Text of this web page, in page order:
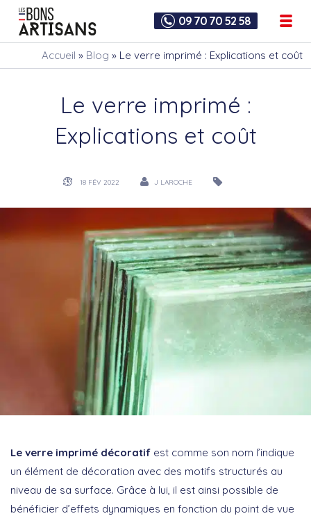
09 70 70 52 58
Accueil » Blog » Le verre imprimé : Explications et coût
Le verre imprimé :
Explications et coût
18 FÉV 2022 J LAROCHE
Le verre imprimé décoratif est comme son nom l’indique
un élément de décoration avec des motifs structurés au
niveau de sa surface. Grâce à lui, il est ainsi possible de
bénéficier d’effets dynamiques en fonction du point de vue